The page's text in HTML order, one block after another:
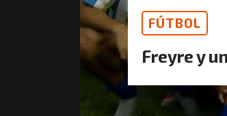
FÚTBOL
Freyre y